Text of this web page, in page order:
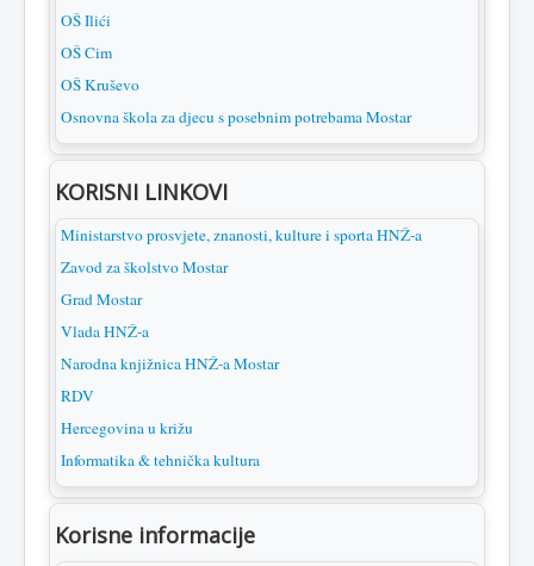
OŠ Ilići
OŠ Cim
OŠ Kruševo
Osnovna škola za djecu s posebnim potrebama Mostar
KORISNI LINKOVI
Ministarstvo prosvjete, znanosti, kulture i sporta HNŽ-a
Zavod za školstvo Mostar
Grad Mostar
Vlada HNŽ-a
Narodna knjižnica HNŽ-a Mostar
RDV
Hercegovina u križu
Informatika & tehnička kultura
Korisne informacije